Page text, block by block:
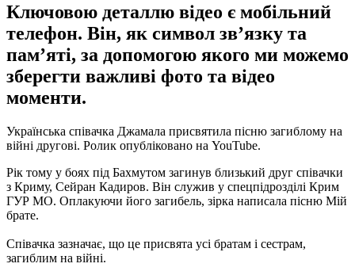
Ключовою деталлю відео є мобільний
телефон. Він, як символ зв’язку та
пам’яті, за допомогою якого ми можемо
зберегти важливі фото та відео
моменти.
Українська співачка Джамала присвятила пісню загиблому на
війні другові. Ролик опубліковано на YouTube.
Рік тому у боях під Бахмутом загинув близький друг співачки
з Криму, Сейран Кадиров. Він служив у спецпідрозділі Крим
ГУР МО. Оплакуючи його загибель, зірка написала пісню Мій
брате.
Співачка зазначає, що це присвята усі братам і сестрам,
загиблим на війні.